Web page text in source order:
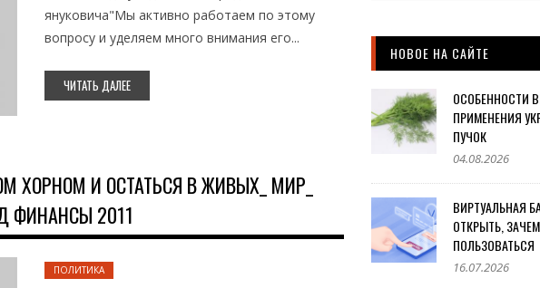
януковича"Мы активно работаем по этому
вопросу и уделяем много внимания его...
ЧИТАТЬ ДАЛЕЕ
И ОСТАТЬСЯ В ЖИВЫХ_ МИР_
ФИНАНСЫ 2011
ПОЛИТИКА
НОВОЕ НА САЙТЕ
ОСОБЕННОСТИ
ПРИМЕНЕНИЯ
ПУЧОК
04.08.2026
ВИРТУАЛЬНАЯ
ОТКРЫТЬ,
ПОЛЬЗОВАТЬСЯ
16.07.2026